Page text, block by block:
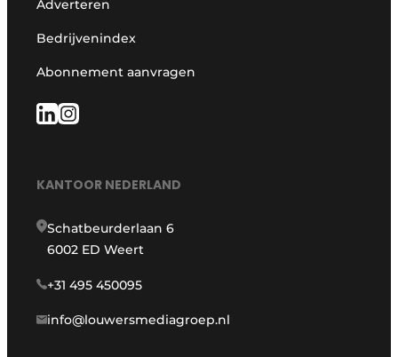
Adverteren
Bedrijvenindex
Abonnement aanvragen
KANTOOR NEDERLAND
Schatbeurderlaan 6
6002 ED Weert
+31 495 450095
info@louwersmediagroep.nl